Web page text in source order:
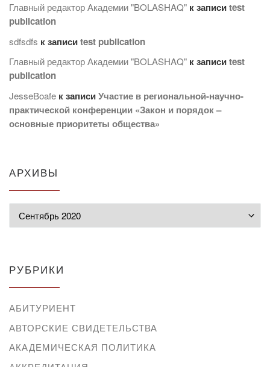
Главный редактор Академии "BOLASHAQ" к записиtest
publication
sdfsdfs к записиtest publication
Главный редактор Академии "BOLASHAQ" к записиtest
publication
JesseBoafe к записиУчастие в региональной-научно-
практической конференции «Закон и порядок –
основные приоритеты общества»
АРХИВЫ
РУБРИКИ
АБИТУРИЕНТ
АВТОРСКИЕ СВИДЕТЕЛЬСТВА
АКАДЕМИЧЕСКАЯ ПОЛИТИКА